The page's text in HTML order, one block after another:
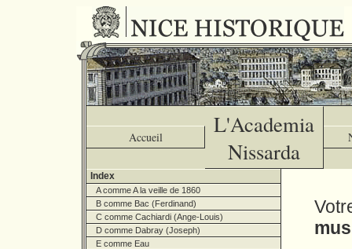
Accueil
L'Academia
Nissarda
Index
A comme A la veille de 1860
B comme Bac (Ferdinand)
C comme Cachiardi (Ange-Louis)
D comme Dabray (Joseph)
E comme Eau